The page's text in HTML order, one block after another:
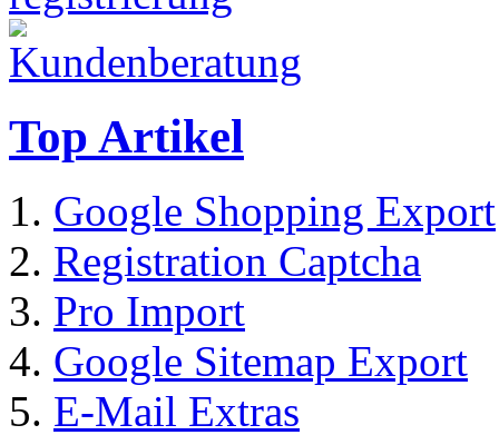
Top Artikel
Google Shopping Export
Registration Captcha
Pro Import
Google Sitemap Export
E-Mail Extras